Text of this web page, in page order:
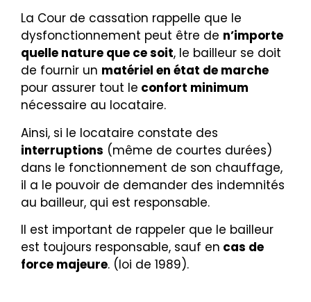
La Cour de cassation rappelle que le
dysfonctionnement peut être de n’importe
quelle nature que ce soit, le bailleur se doit
de fournir un matériel en état de marche
pour assurer tout le confort minimum
nécessaire au locataire.
Ainsi, si le locataire constate des
interruptions (même de courtes durées)
dans le fonctionnement de son chauffage,
il a le pouvoir de demander des indemnités
au bailleur, qui est responsable.
Il est important de rappeler que le bailleur
est toujours responsable, sauf en cas de
force majeure. (loi de 1989).